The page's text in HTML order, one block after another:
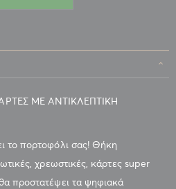
ΜΕ ΑΝΤΙΚΛΕΠΤΙΚΗ
το πορτοφόλι σας! Θήκη
χρεωστικές, κάρτες super
προστατέψει τα ψηφιακά